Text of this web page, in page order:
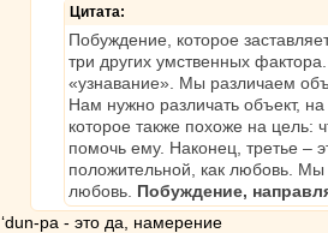
Цитата:
Побуждение, которое
три других умственных
«узнавание». Мы различаем
Нам нужно различать объект,
которое также похоже на
помочь ему. Наконец, третье –
положительной, как любовь. Мы
любовь. Побуждение,
‘dun-pa - это да, намерение